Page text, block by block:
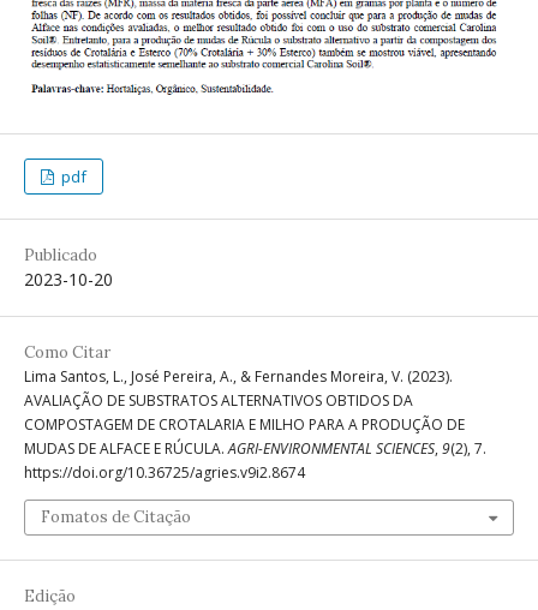
pdf
Publicado
2023-10-20
Como Citar
Lima Santos, L., José Pereira, A., & Fernandes Moreira, V. (2023).
AVALIAÇÃO DE SUBSTRATOS ALTERNATIVOS OBTIDOS DA
COMPOSTAGEM DE CROTALARIA E MILHO PARA A PRODUÇÃO DE
MUDAS DE ALFACE E RÚCULA.AGRI-ENVIRONMENTAL SCIENCES, 9(2), 7.
https://doi.org/10.36725/agries.v9i2.8674
Fomatos de Citação
Edição